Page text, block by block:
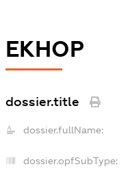
ЕКНОР
dossier.title
dossier.fullName:
dossier.opfSubType: